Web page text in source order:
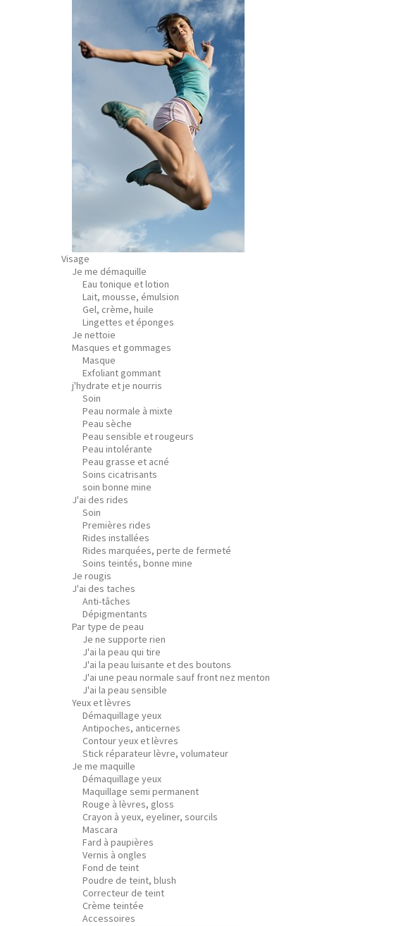
Visage
Je me démaquille
Eau tonique et lotion
Lait, mousse, émulsion
Gel, crème, huile
Lingettes et éponges
Je nettoie
Masques et gommages
Masque
Exfoliant gommant
j'hydrate et je nourris
Soin
Peau normale à mixte
Peau sèche
Peau sensible et rougeurs
Peau intolérante
Peau grasse et acné
Soins cicatrisants
soin bonne mine
J'ai des rides
Soin
Premières rides
Rides installées
Rides marquées, perte de fermeté
Soins teintés, bonne mine
Je rougis
J'ai des taches
Anti-tâches
Dépigmentants
Par type de peau
Je ne supporte rien
J'ai la peau qui tire
J'ai la peau luisante et des boutons
J'ai une peau normale sauf front nez menton
J'ai la peau sensible
Yeux et lèvres
Démaquillage yeux
Antipoches, anticernes
Contour yeux et lèvres
Stick réparateur lèvre, volumateur
Je me maquille
Démaquillage yeux
Maquillage semi permanent
Rouge à lèvres, gloss
Crayon à yeux, eyeliner, sourcils
Mascara
Fard à paupières
Vernis à ongles
Fond de teint
Poudre de teint, blush
Correcteur de teint
Crème teintée
Accessoires